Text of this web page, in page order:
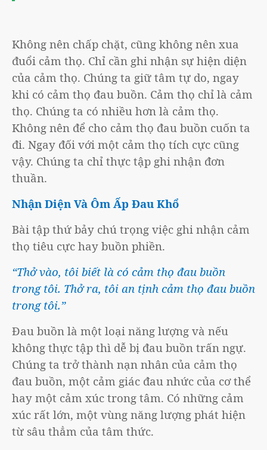
Không nên chấp chặt, cũng không nên xua
đuổi cảm thọ. Chỉ cần ghi nhận sự hiện diện
của cảm thọ. Chúng ta giữ tâm tự do, ngay
khi có cảm thọ đau buồn. Cảm thọ chỉ là cảm
thọ. Chúng ta có nhiều hơn là cảm thọ.
Không nên để cho cảm thọ đau buồn cuốn ta
đi. Ngay đối với một cảm thọ tích cực cũng
vậy. Chúng ta chỉ thực tập ghi nhận đơn
thuần.
Nhận Diện Và Ôm Ấp Đau Khổ
Bài tập thứ bảy chú trọng việc ghi nhận cảm
thọ tiêu cực hay buồn phiền.
“Thở vào, tôi biết là có cảm thọ đau buồn
trong tôi. Thở ra, tôi an tịnh cảm thọ đau buồn
trong tôi.”
Đau buồn là một loại năng lượng và nếu
không thực tập thì dễ bị đau buồn trấn ngự.
Chúng ta trở thành nạn nhân của cảm thọ
đau buồn, một cảm giác đau nhức của cơ thể
hay một cảm xúc trong tâm. Có những cảm
xúc rất lớn, một vùng năng lượng phát hiện
từ sâu thẳm của tâm thức.